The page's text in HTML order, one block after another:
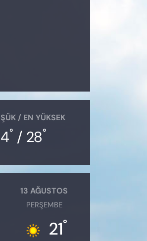
/ EN YÜKSEK
° / 28°
13 AĞUSTOS
PERŞEMBE
21°